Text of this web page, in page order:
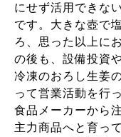
にせず活用できな
です。大きな壺で
ろ、思った以上に
の後も、設備投資
冷凍のおろし生姜
って営業活動を行
食品メーカーから
主力商品へと育っ